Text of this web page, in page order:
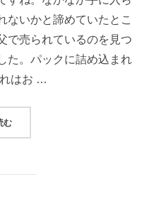
ないかと諦めていたとこ
で売られているのを見つ
た。パックに詰め込まれ
はお …
む“コシアブラのふりかけ”